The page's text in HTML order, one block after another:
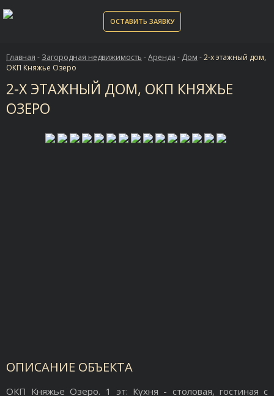
ОСТАВИТЬ ЗАЯВКУ
Главная - Загородная недвижимость -Аренда - Дом -2-х этажный дом,
ОКП Княжье Озеро
2-Х ЭТАЖНЫЙ ДОМ, ОКП КНЯЖЬЕ
ОЗЕРО
ОПИСАНИЕ ОБЪЕКТА
ОКП Княжье Озеро. 1 эт: Кухня - столовая, гостиная с